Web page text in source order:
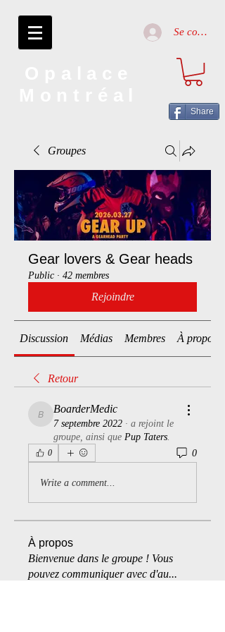
Se connecter
Share
Groupes
Gear lovers & Gear heads
Public · 42 membres
Rejoindre
Discussion Médias Membres À propos
Retour
BoarderMedic
BoarderMedic
7 septembre 2022 · a rejoint le
groupe, ainsi que Pup Taters.
0 0
Write a comment...
À propos
Bienvenue dans le groupe ! Vous
pouvez communiquer avec d'au...